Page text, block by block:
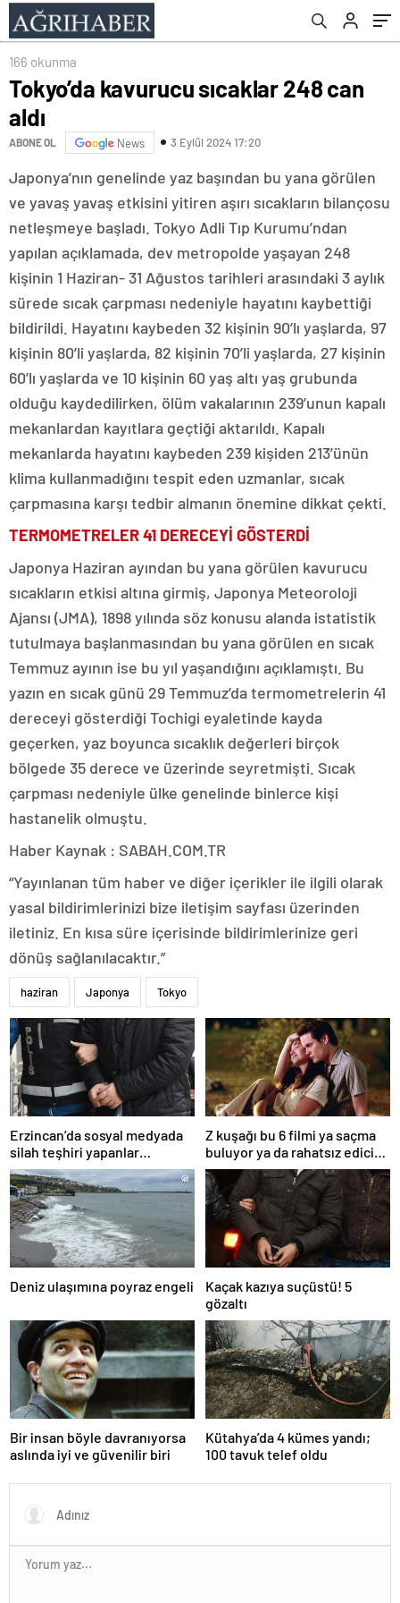
166 okunma
Tokyo’da kavurucu sıcaklar 248 can
aldı
ABONE OL News 3 Eylül 2024 17:20
Japonya’nın genelinde yaz başından bu yana görülen
ve yavaş yavaş etkisini yitiren aşırı sıcakların bilançosu
netleşmeye başladı. Tokyo Adli Tıp Kurumu’ndan
yapılan açıklamada, dev metropolde yaşayan 248
kişinin 1 Haziran- 31 Ağustos tarihleri arasındaki 3 aylık
sürede sıcak çarpması nedeniyle hayatını kaybettiği
bildirildi. Hayatını kaybeden 32 kişinin 90’lı yaşlarda, 97
kişinin 80’li yaşlarda, 82 kişinin 70’li yaşlarda, 27 kişinin
60’lı yaşlarda ve 10 kişinin 60 yaş altı yaş grubunda
olduğu kaydedilirken, ölüm vakalarının 239’unun kapalı
mekanlardan kayıtlara geçtiği aktarıldı. Kapalı
mekanlarda hayatını kaybeden 239 kişiden 213’ünün
klima kullanmadığını tespit eden uzmanlar, sıcak
çarpmasına karşı tedbir almanın önemine dikkat çekti.
TERMOMETRELER 41 DERECEYİ GÖSTERDİ
Japonya Haziran ayından bu yana görülen kavurucu
sıcakların etkisi altına girmiş, Japonya Meteoroloji
Ajansı (JMA), 1898 yılında söz konusu alanda istatistik
tutulmaya başlanmasından bu yana görülen en sıcak
Temmuz ayının ise bu yıl yaşandığını açıklamıştı. Bu
yazın en sıcak günü 29 Temmuz’da termometrelerin 41
dereceyi gösterdiği Tochigi eyaletinde kayda
geçerken, yaz boyunca sıcaklık değerleri birçok
bölgede 35 derece ve üzerinde seyretmişti. Sıcak
çarpması nedeniyle ülke genelinde binlerce kişi
hastanelik olmuştu.
Haber Kaynak : SABAH.COM.TR
“Yayınlanan tüm haber ve diğer içerikler ile ilgili olarak
yasal bildirimlerinizi bize iletişim sayfası üzerinden
iletiniz. En kısa süre içerisinde bildirimlerinize geri
dönüş sağlanılacaktır.”
haziran Japonya Tokyo
Erzincan’da sosyal medyada
silah teşhiri yapanlar
yakalandı
Z kuşağı bu 6 filmi ya saçma
buluyor ya da rahatsız edici
ve toksik!
Deniz ulaşımına poyraz engeli
Kaçak kazıya suçüstü! 5
gözaltı
Bir insan böyle davranıyorsa
aslında iyi ve güvenilir biri
Kütahya’da 4 kümes yandı;
100 tavuk telef oldu